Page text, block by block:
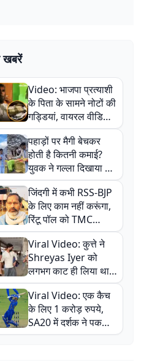
खबरें
Video: भाजपा प्रत्याशी
के पिता के सामने नोटों की
गड्डियां, वायरल वीडियो
से राजनीति में उबाल,
अजित महतो बोले- TMC
की गंदी चाल
पहाड़ों पर मैगी बेचकर
होती है कितनी कमाई?
युवक ने गल्ला दिखाया तो
नौकरी वालों के खड़े हो गए
कान
जिंदगी में कभी RSS-BJP
के लिए काम नहीं करूंगा,
रिंटू पॉल को TMC
ऑफिस में ले जाकर पीटा,
Video वायरल
Viral Video: कुत्ते ने
Shreyas Iyer को
लगभग काट ही लिया था,
न्यूजीलैंड सीरीज से पहले
बाल-बाल बचे
Viral Video: एक कैच
के लिए 1 करोड़ रुपये,
SA20 में दर्शक ने पकड़ा
एक हाथ से गजब का कैच